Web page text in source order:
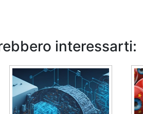
interessarti: